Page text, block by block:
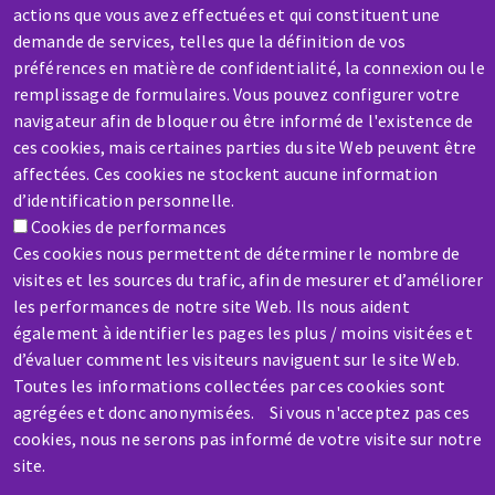
actions que vous avez effectuées et qui constituent une
demande de services, telles que la définition de vos
préférences en matière de confidentialité, la connexion ou le
remplissage de formulaires. Vous pouvez configurer votre
navigateur afin de bloquer ou être informé de l'existence de
ces cookies, mais certaines parties du site Web peuvent être
affectées. Ces cookies ne stockent aucune information
d’identification personnelle.
Cookies de performances
Ces cookies nous permettent de déterminer le nombre de
visites et les sources du trafic, afin de mesurer et d’améliorer
les performances de notre site Web. Ils nous aident
également à identifier les pages les plus / moins visitées et
d’évaluer comment les visiteurs naviguent sur le site Web.
Toutes les informations collectées par ces cookies sont
agrégées et donc anonymisées. Si vous n'acceptez pas ces
cookies, nous ne serons pas informé de votre visite sur notre
site.
A broken machine? Out of order?
Contact-us
Skip
to
main
content